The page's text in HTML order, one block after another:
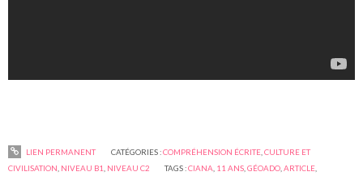
LIEN PERMANENT CATÉGORIES :COMPRÉHENSION ÉCRITE, CULTURE ET
CIVILISATION NIVEAU B1 NIVEAU C2 TAGS :CIANA 11 ANS ,GÉOADO ,ARTICLE